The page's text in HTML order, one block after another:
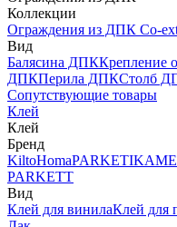
Коллекции
Ограждения из ДПК Co-
Вид
Балясина ДПККрепление
ДПКПерила ДПКСтолб
Сопутствующие товары
Клей
Клей
Бренд
KiltoHomaPARKETIKA
PARKETT
Вид
Клей для винилаКлей для